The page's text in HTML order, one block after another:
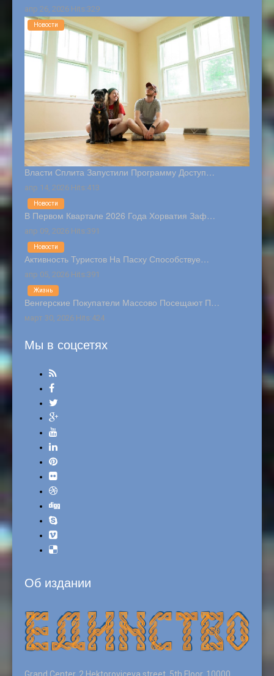
апр 26, 2026 Hits:329
Власти Сплита Запустили Программу Доступ…
апр 14, 2026 Hits:413
Новости
В Первом Квартале 2026 Года Хорватия Заф…
апр 09, 2026 Hits:391
Новости
Активность Туристов На Пасху Способствуе…
апр 05, 2026 Hits:391
Новости
Венгерские Покупатели Массово Посещают П…
март 30, 2026 Hits:424
Жизнь
Мы в соцсетях
Об издании
Grand Center, 2 Hektoroviceva street, 5th Floor, 10000,